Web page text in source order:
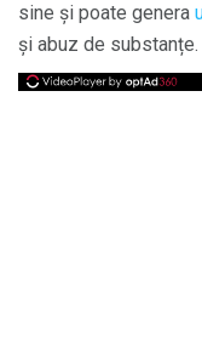
sine și poate genera
și abuz de substanțe.